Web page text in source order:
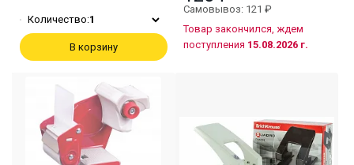
Количество:1
В корзину
Самовывоз: 121 ₽
Товар закончился, ждем
поступления 15.08.2026 г.